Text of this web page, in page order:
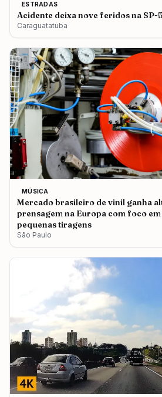
ESTRADAS
Acidente deixa nove feridos na SP-
Caraguatatuba
MÚSICA
Mercado brasileiro de vinil ganha
prensagem na Europa com foco
pequenas tiragens
São Paulo